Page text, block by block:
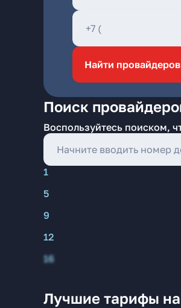
Найти провайдеров
Поиск
Воспользуйтесь поиском,
1
5
9
12
16
Лучшие тарифы